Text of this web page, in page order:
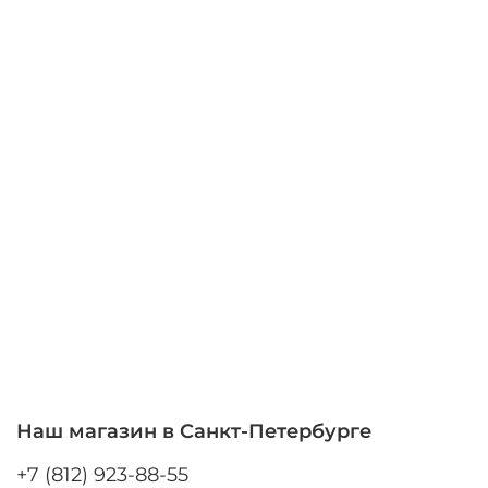
Наш магазин в Санкт-Петербурге
+7 (812) 923-88-55